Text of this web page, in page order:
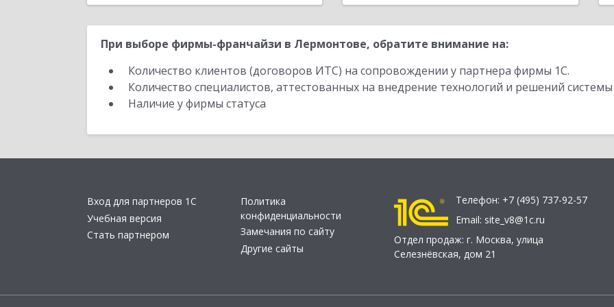
При выборе фирмы-франчайзи в Лермонтове, обратите внимание на:
Количество клиентов (договоров ИТС) на сопровождении у партнера фирмы 1С.
Количество специалистов, аттестованных на внедрение технологий и решений
Наличие у фирмы статуса
Вход для партнеров 1С
Учебная версия
Стать партнером
Политика
конфиденциальности
Замечания по сайту
Другие сайты
Телефон: +7 (495) 737-92-57
Email: site_v8@1c.ru
Отдел продаж: г. Москва, улица
Селезнёвская, дом 21